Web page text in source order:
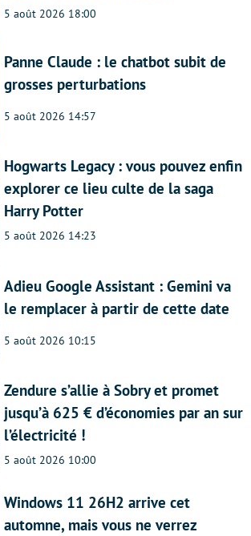
5 août 2026 18:00
Panne Claude : le chatbot subit de
grosses perturbations
5 août 2026 14:57
Hogwarts Legacy : vous pouvez enfin
explorer ce lieu culte de la saga
Harry Potter
5 août 2026 14:23
Adieu Google Assistant : Gemini va
le remplacer à partir de cette date
5 août 2026 10:15
Zendure s’allie à Sobry et promet
jusqu’à 625 € d’économies par an sur
l’électricité !
5 août 2026 10:00
Windows 11 26H2 arrive cet
automne, mais vous ne verrez